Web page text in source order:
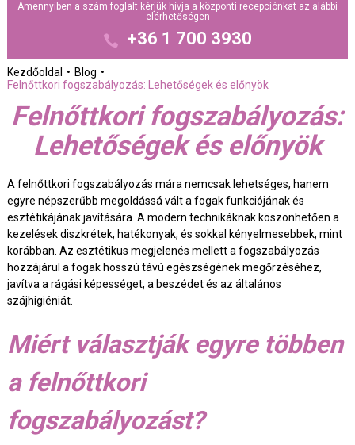
Amennyiben a szám foglalt kérjük hívja a központi recepciónkat az alábbi
elérhetőségen
+36 1 700 3930
Kezdőoldal
Blog
Felnőttkori fogszabályozás: Lehetőségek és előnyök
Felnőttkori fogszabályozás:
Lehetőségek és előnyök
A felnőttkori fogszabályozás mára nemcsak lehetséges, hanem
egyre népszerűbb megoldássá vált a fogak funkciójának és
esztétikájának javítására. A modern technikáknak köszönhetően a
kezelések diszkrétek, hatékonyak, és sokkal kényelmesebbek, mint
korábban. Az esztétikus megjelenés mellett a fogszabályozás
hozzájárul a fogak hosszú távú egészségének megőrzéséhez,
javítva a rágási képességet, a beszédet és az általános
szájhigiéniát.
Miért választják egyre többen
a felnőttkori
fogszabályozást?